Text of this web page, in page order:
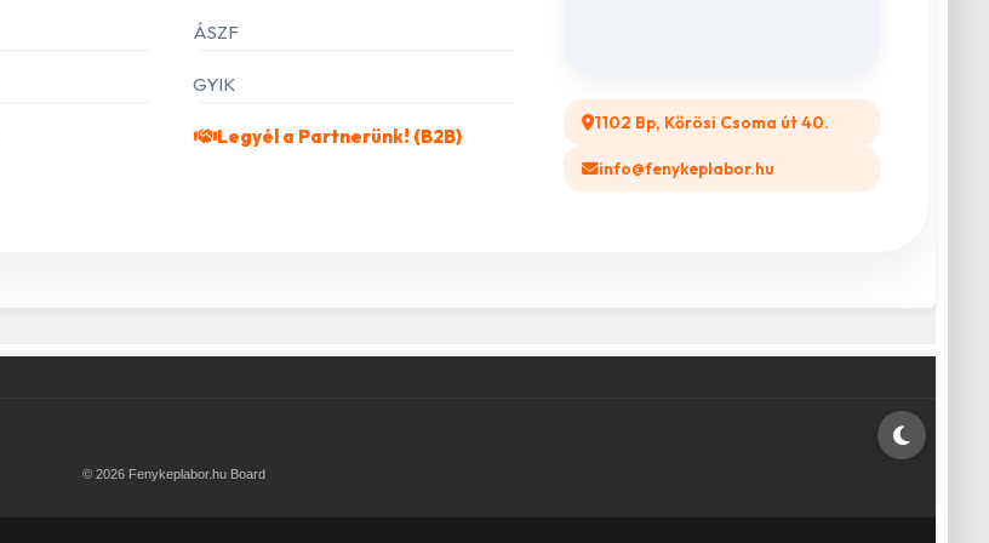
ÁSZF
GYIK
Legyél a Partnerünk! (B2B)
1102 Bp, Kőrösi Csoma út 40.
info@fenykeplabor.hu
© 2026 Fenykeplabor.hu Board